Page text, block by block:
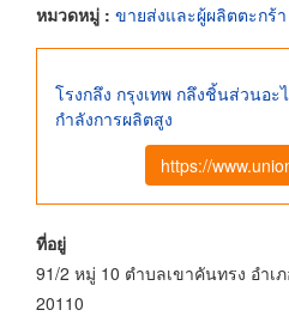
หมวดหมู่ : ขายส่งและผู้ผลิตตะกร้า
โรงกลึง กรุงเทพ กลึงชิ้นส่วนอะ
กำลังการผลิตสูง
https://
ที่อยู่
91/2 หมู่ 10 ตำบลเขาคันทรง อำเ
20110